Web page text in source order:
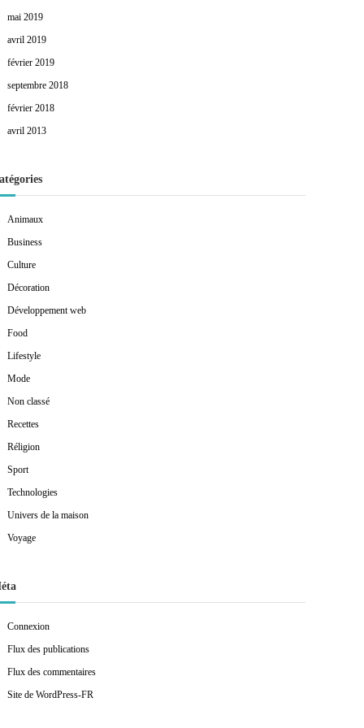
mai 2019
avril 2019
février 2019
septembre 2018
février 2018
avril 2013
Animaux
Business
Culture
Décoration
Développement web
Food
Lifestyle
Mode
Non classé
Recettes
Réligion
Sport
Technologies
Univers de la maison
Voyage
Connexion
Flux des publications
Flux des commentaires
Site de WordPress-FR